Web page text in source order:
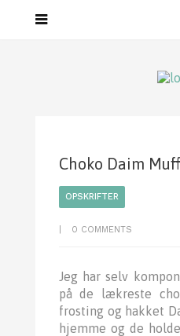
Choko Daim
OPSKRIFTER
0 COMMENTS
Jeg har selv
på de lækreste
frosting og hakket
hjemme og de